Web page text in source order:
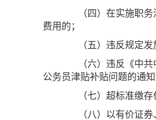
（四）在实施职务消
费用的；
（五）违反规定发
（六）违反《中共中
公务员津贴补贴问题的通
（七）超标准缴存
（八）以有价证券